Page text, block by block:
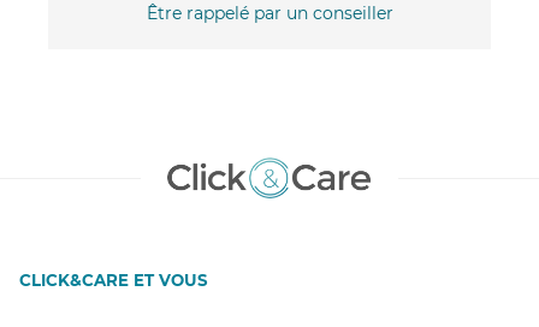
Être rappelé par un conseiller
CLICK&CARE ET VOUS